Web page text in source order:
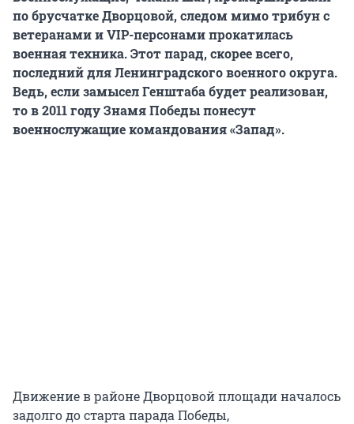
по брусчатке Дворцовой, следом мимо трибун с
ветеранами и VIP-персонами прокатилась
военная техника. Этот парад, скорее всего,
последний для Ленинградского военного округа.
Ведь, если замысел Генштаба будет реализован,
то в 2011 году Знамя Победы понесут
военнослужащие командования «Запад».
Движение в районе Дворцовой площади началось
задолго до старта парада Победы,